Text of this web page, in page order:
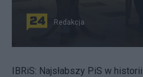
Redakcja
IBRiS: Najsłabszy PiS w